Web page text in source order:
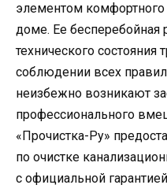
элементом
доме. Ее бесперебойная
технического
соблюдении всех
неизбежно возникают
профессионального
«Прочистка-Ру»
по очистке
с официальной гарантией